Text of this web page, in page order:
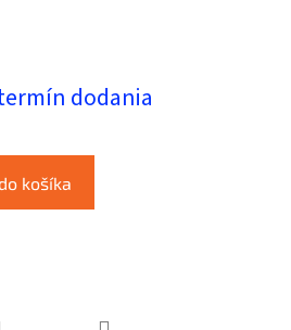
dodania
košíka